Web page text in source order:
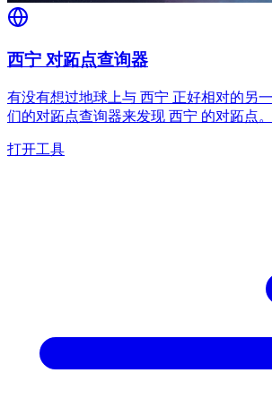
西宁 对跖点查询器
有没有想过地球上与 西宁 正好相对的另
们的对跖点查询器来发现 西宁 的对跖点。
打开工具